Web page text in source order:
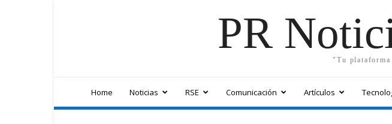
PR
"Tu plataforma
Home Noticias RSE Comunicación Artículos